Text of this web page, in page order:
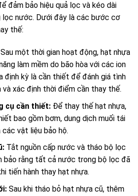
đảm bảo hiệu quả lọc và kéo dài
nước. Dưới đây là các bước cơ
thế:
một thời gian hoạt động, hạt nhựa
làm mềm do bão hòa với các ion
định kỳ là cần thiết để đánh giá tình
và xác định thời điểm cần thay thế.
cụ cần thiết:Để thay thế hạt nhựa,
bao gồm bơm, dung dịch muối tái
các vật liệu bảo hộ.
Tắt nguồn cấp nước và tháo bộ lọc
bảo rằng tất cả nước trong bộ lọc đã
tiến hành thay hạt nhựa.
Sau khi tháo bỏ hạt nhựa cũ, thêm